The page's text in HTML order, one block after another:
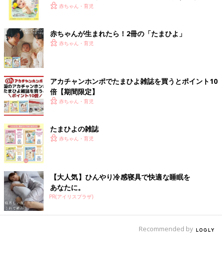
族からお話を伺うだけではなく、お子さん自身がどんなことをや
ってみたいのかを理解しようとする姿勢が欠かせません。ブラン
コに乗る、芝生の上に座るといった日常の中で取り組めることに
関しても、未経験のことに初めて挑戦してみる、つまりゼロをイ
チにする「0-1（ゼロイチ）体験」をサポートしていきたいの
で、病気や障がいを理由に「それはできません」と線引きするこ
また、医療的ケアを必要とするお子さんが地域の中で安心して過
ごせるようにするには、そのような子どもたちの存在を知ってい
る人を増やしていくことも重要です。そのため、私たちが実施す
る支援事業以外のサービスも積極的に活用しながら地域へ出て行
き、いろいろな人とつながる機会をつくっていくことも大切にし
ています。
医療的ケアを必要とする子どもと家族の災害学習キ
ャンプを開催
く！ おっぱい・ミルクの基本と夏のトラブル 解決テ
赤ちゃん・育児
赤ちゃんが生まれたら！2冊の「たまひよ」
赤ちゃん・育児
アカチャンホンポでたまひよ雑誌を買うとポイント10
倍【期間限定】
赤ちゃん・育児
たまひよの雑誌
赤ちゃん・育児
【大人気】ひんやり冷感寝具で快適な睡眠を
あなたに。
PR(アイリスプラザ)
Recommended by